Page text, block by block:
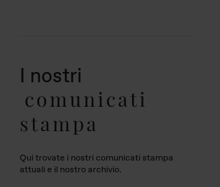
I nostri
comunicati
stampa
Qui trovate i nostri comunicati stampa
attuali e il nostro archivio.